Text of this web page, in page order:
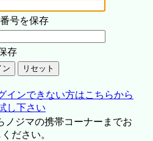
号を保存
存
インできない方はこちらから
し下さい
ジマの携帯コーナーまでお
ださい。